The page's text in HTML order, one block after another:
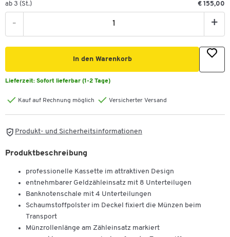
ab 3 (St.)
€ 155,00
- +
In den Warenkorb
Lieferzeit: Sofort lieferbar (1-2 Tage)
Kauf auf Rechnung möglich Versicherter Versand
Produkt- und Sicherheitsinformationen
Produktbeschreibung
professionelle Kassette im attraktiven Design
entnehmbarer Geldzähleinsatz mit 8 Unterteilugen
Banknotenschale mit 4 Unterteilungen
Schaumstoffpolster im Deckel fixiert die Münzen beim
Transport
Münzrollenlänge am Zähleinsatz markiert